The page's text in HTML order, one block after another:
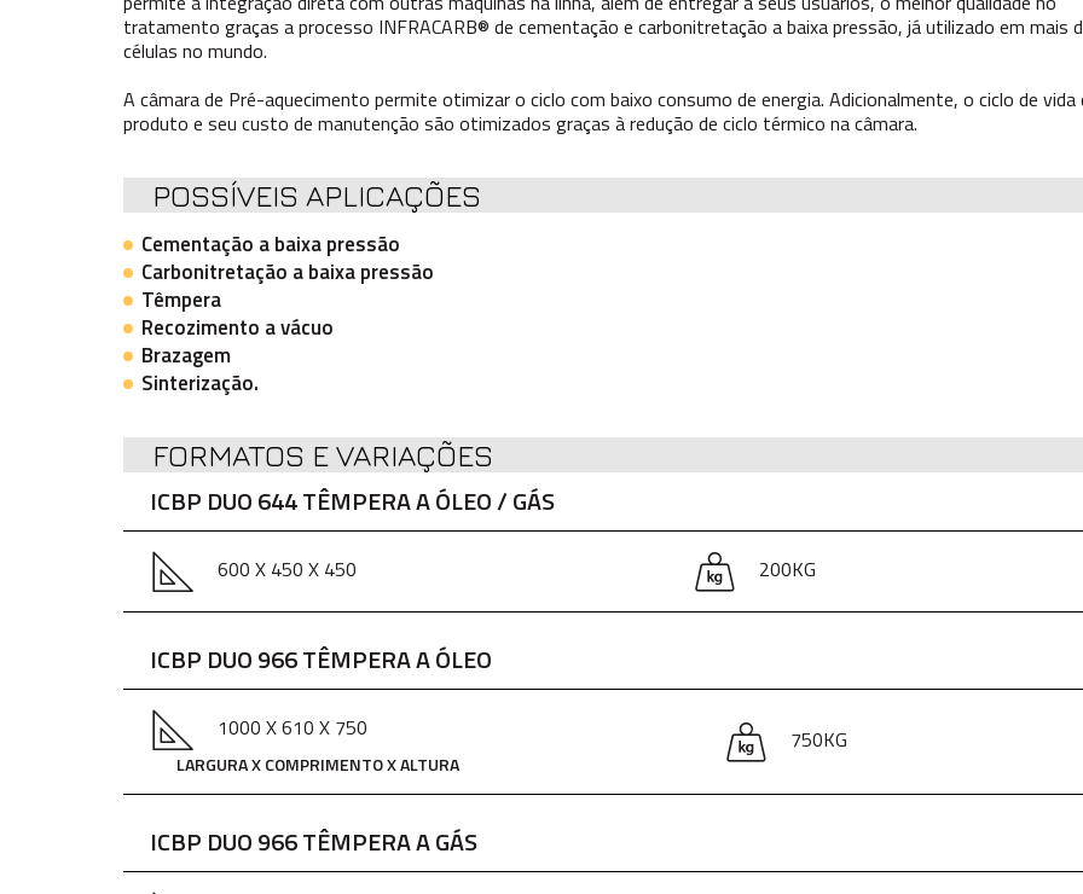
tratamento graças a processo INFRACARB® de cementação e carbonitretação a baixa pressão, já utilizado em mais
células no mundo.
A câmara de Pré-aquecimento permite otimizar o ciclo com baixo consumo de energia. Adicionalmente, o ciclo de vida
produto e seu custo de manutenção são otimizados graças à redução de ciclo térmico na câmara.
POSSÍVEIS APLICAÇÕES
Cementação a baixa pressão
Carbonitretação a baixa pressão
Têmpera
Recozimento a vácuo
Brazagem
Sinterização.
FORMATOS E VARIAÇÕES
ICBP DUO 644 TÊMPERA A ÓLEO / GÁS
600 X 450 X 450 200KG
ICBP DUO 966 TÊMPERA A ÓLEO
1000 X 610 X 750
LARGURA X COMPRIMENTO X ALTURA
750KG
ICBP DUO 966 TÊMPERA A GÁS